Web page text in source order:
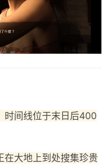
时间线位于末日后400
在大地上到处搜集珍贵